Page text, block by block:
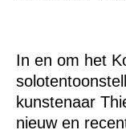
In en om het
kunstenaar
nieuw en